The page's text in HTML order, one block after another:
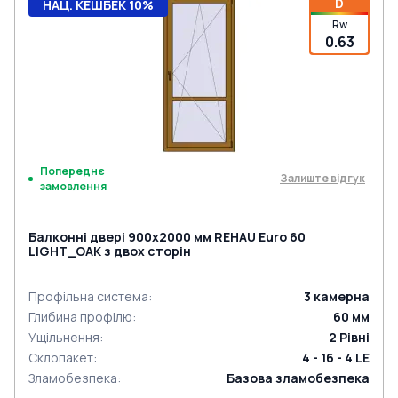
Rw
0.63
НАЦ. КЕШБЕК 10%
Попереднє
замовлення
Залиште відгук
Балконні двері 900x2000 мм REHAU Euro 60
LIGHT_OAK з двох сторін
Профільна система: 3 камерна
Глибина профілю: 60 мм
Ущільнення: 2 Рівні
Склопакет:
4 - 16 - 4 LE
Зламобезпека: Базова зламобезпека